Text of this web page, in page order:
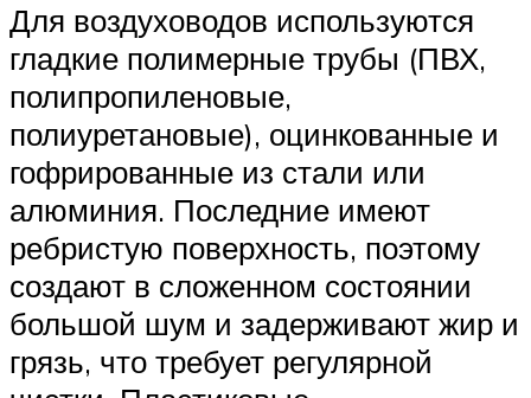
Для воздуховодов используются
гладкие полимерные трубы (ПВХ,
полипропиленовые,
полиуретановые), оцинкованные и
гофрированные из стали или
алюминия. Последние имеют
ребристую поверхность, поэтому
создают в сложенном состоянии
большой шум и задерживают жир и
грязь, что требует регулярной